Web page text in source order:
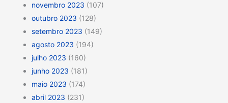
novembro 2023 (107)
outubro 2023 (128)
setembro 2023 (149)
agosto 2023 (194)
julho 2023 (160)
junho 2023 (181)
maio 2023 (174)
abril 2023 (231)